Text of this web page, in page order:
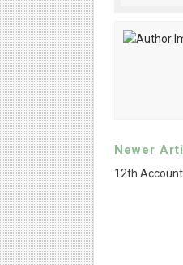
Newer
12th